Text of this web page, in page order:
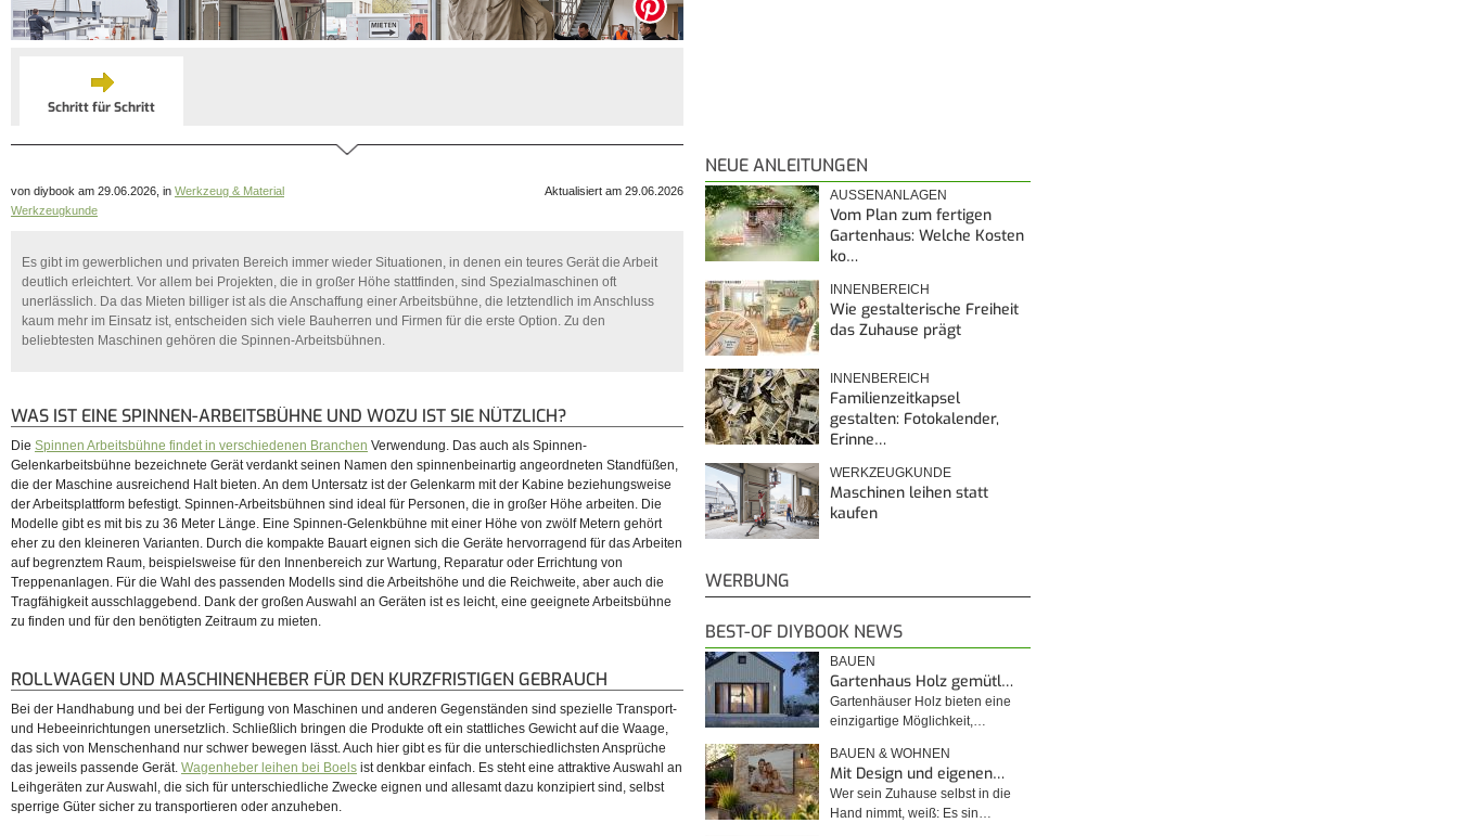
Schritt für Schritt
von diybook am 29.06.2026, in Werkzeug & Material
Werkzeugkunde
Aktualisiert am 29.06.2026
Es gibt im gewerblichen und privaten Bereich immer wieder Situationen, in denen ein teures Gerät die Arbeit
deutlich erleichtert. Vor allem bei Projekten, die in großer Höhe stattfinden, sind Spezialmaschinen oft
unerlässlich. Da das Mieten billiger ist als die Anschaffung einer Arbeitsbühne, die letztendlich im Anschluss
kaum mehr im Einsatz ist, entscheiden sich viele Bauherren und Firmen für die erste Option. Zu den
beliebtesten Maschinen gehören die Spinnen-Arbeitsbühnen.
WAS IST EINE SPINNEN-ARBEITSBÜHNE UND WOZU IST SIE NÜTZLICH?
Die Spinnen Arbeitsbühne findet in verschiedenen Branchen Verwendung. Das auch als Spinnen-
Gelenkarbeitsbühne bezeichnete Gerät verdankt seinen Namen den spinnenbeinartig angeordneten Standfüßen,
die der Maschine ausreichend Halt bieten. An dem Untersatz ist der Gelenkarm mit der Kabine beziehungsweise
der Arbeitsplattform befestigt. Spinnen-Arbeitsbühnen sind ideal für Personen, die in großer Höhe arbeiten. Die
Modelle gibt es mit bis zu 36 Meter Länge. Eine Spinnen-Gelenkbühne mit einer Höhe von zwölf Metern gehört
eher zu den kleineren Varianten. Durch die kompakte Bauart eignen sich die Geräte hervorragend für das Arbeiten
auf begrenztem Raum, beispielsweise für den Innenbereich zur Wartung, Reparatur oder Errichtung von
Treppenanlagen. Für die Wahl des passenden Modells sind die Arbeitshöhe und die Reichweite, aber auch die
Tragfähigkeit ausschlaggebend. Dank der großen Auswahl an Geräten ist es leicht, eine geeignete Arbeitsbühne
zu finden und für den benötigten Zeitraum zu mieten.
ROLLWAGEN UND MASCHINENHEBER FÜR DEN KURZFRISTIGEN GEBRAUCH
Bei der Handhabung und bei der Fertigung von Maschinen und anderen Gegenständen sind spezielle Transport-
und Hebeeinrichtungen unersetzlich. Schließlich bringen die Produkte oft ein stattliches Gewicht auf die Waage,
das sich von Menschenhand nur schwer bewegen lässt. Auch hier gibt es für die unterschiedlichsten Ansprüche
das jeweils passende Gerät. Wagenheber leihen bei Boels ist denkbar einfach. Es steht eine attraktive Auswahl an
Leihgeräten zur Auswahl, die sich für unterschiedliche Zwecke eignen und allesamt dazu konzipiert sind, selbst
sperrige Güter sicher zu transportieren oder anzuheben.
NEUE ANLEITUNGEN
AUSSENANLAGEN
Vom Plan zum fertigen
Gartenhaus: Welche Kosten
ko…
INNENBEREICH
Wie gestalterische Freiheit
das Zuhause prägt
INNENBEREICH
Familienzeitkapsel
gestalten: Fotokalender,
Erinne…
WERKZEUGKUNDE
Maschinen leihen statt
kaufen
WERBUNG
BEST-OF DIYBOOK NEWS
BAUEN
Gartenhaus Holz gemütl…
Gartenhäuser Holz bieten eine
einzigartige Möglichkeit,…
BAUEN & WOHNEN
Mit Design und eigenen…
Wer sein Zuhause selbst in die
Hand nimmt, weiß: Es sin…